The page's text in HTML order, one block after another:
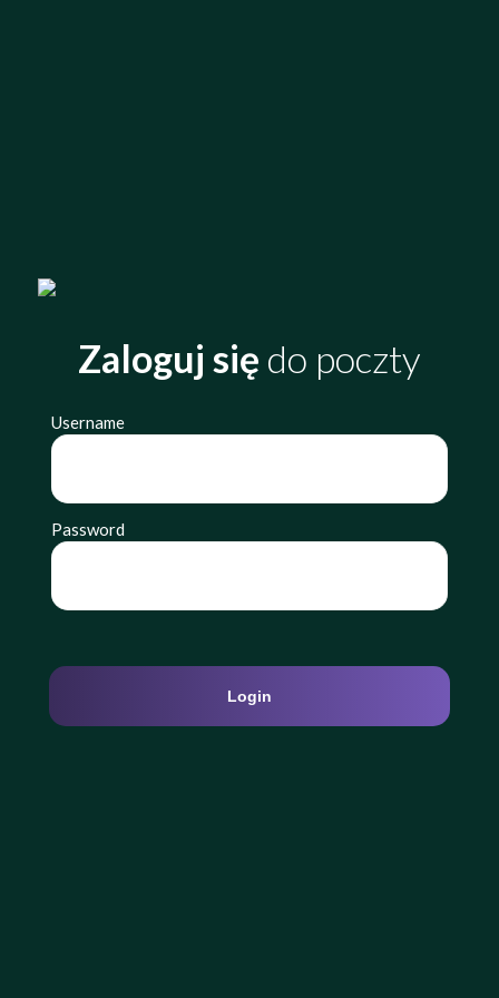
Zaloguj się do poczty
Username
Password
Login